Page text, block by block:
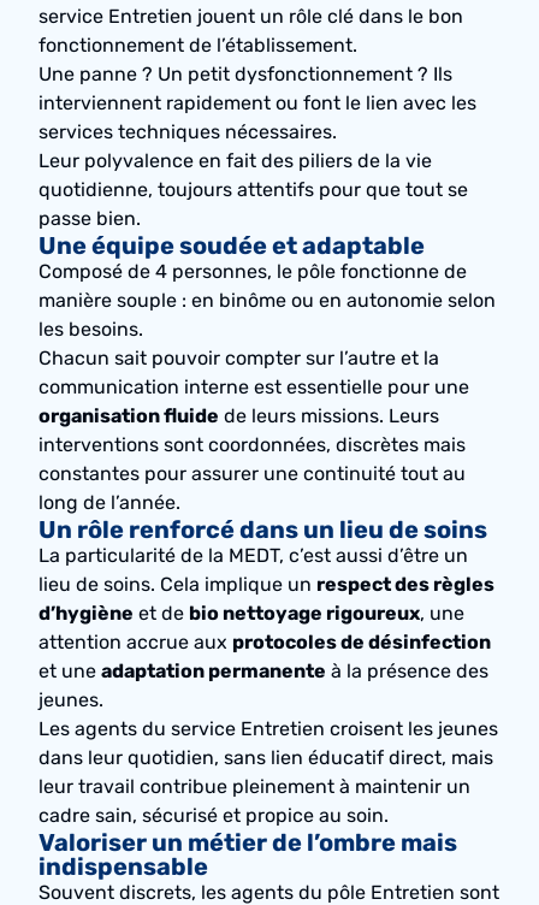
service Entretien jouent un rôle clé dans le bon
fonctionnement de l’établissement.
Une panne ? Un petit dysfonctionnement ? Ils
interviennent rapidement ou font le lien avec les
services techniques nécessaires.
Leur polyvalence en fait des piliers de la vie
quotidienne, toujours attentifs pour que tout se
passe bien.
Une équipe soudée et adaptable
Composé de 4 personnes, le pôle fonctionne de
manière souple : en binôme ou en autonomie selon
les besoins.
Chacun sait pouvoir compter sur l’autre et la
communication interne est essentielle pour une
organisation fluide de leurs missions. Leurs
interventions sont coordonnées, discrètes mais
constantes pour assurer une continuité tout au
long de l’année.
Un rôle renforcé dans un lieu de soins
La particularité de la MEDT, c’est aussi d’être un
lieu de soins. Cela implique un respect des règles
d’hygiène et de bio nettoyage rigoureux, une
attention accrue aux protocoles de désinfection
et une adaptation permanente à la présence des
jeunes.
Les agents du service Entretien croisent les jeunes
dans leur quotidien, sans lien éducatif direct, mais
leur travail contribue pleinement à maintenir un
cadre sain, sécurisé et propice au soin.
Valoriser un métier de l’ombre mais
indispensable
Souvent discrets, les agents du pôle Entretien sont